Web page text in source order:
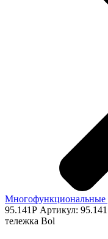
Многофункциональные
95.141Р Артикул:
тележка Bol